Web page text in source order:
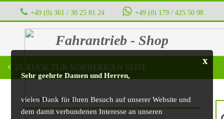
+49 (0) 361 / 30 25 81 24 ‭ ‭ ‭ ‭ +49 (0) 179 / 425 50 98
Fahrantrieb - Shop
x
Sehr geehrte Damen und Herren,
vielen Dank für Ihren Besuch auf unserer Website und
dem damit verbundenen Interesse an unseren
ZURÜCK ZUR VORHERIGEN SEITE
BAUMASCHINE